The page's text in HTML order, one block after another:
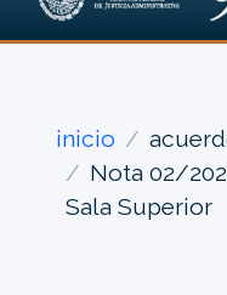
inicio
Nota 02/
Sala Superior